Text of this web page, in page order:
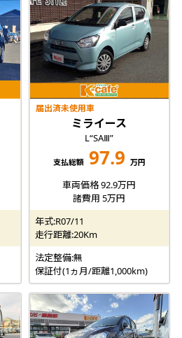
届出済未使用車
ミライース
L“SAⅢ”
支払総額 97.9 万円
車両価格 92.9万円
諸費用 5万円
年式:R07/11
走行距離:20Km
法定整備:無
保証付(1ヵ月/距離1,000km)